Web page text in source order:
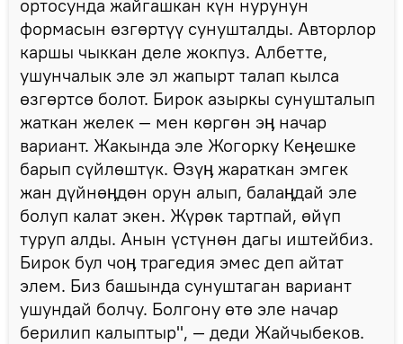
ортосунда жайгашкан күн нурунун
формасын өзгөртүү сунушталды. Авторлор
каршы чыккан деле жокпуз. Албетте,
ушунчалык эле эл жапырт талап кылса
өзгөртсө болот. Бирок азыркы сунушталып
жаткан желек — мен көргөн эӊ начар
вариант. Жакында эле Жогорку Кеӊешке
барып сүйлөштүк. Өзүӊ жараткан эмгек
жан дүйнөӊдөн орун алып, балаӊдай эле
болуп калат экен. Жүрөк тартпай, өйүп
туруп алды. Анын үстүнөн дагы иштейбиз.
Бирок бул чоӊ трагедия эмес деп айтат
элем. Биз башында сунуштаган вариант
ушундай болчу. Болгону өтө эле начар
берилип калыптыр", — деди Жайчыбеков.